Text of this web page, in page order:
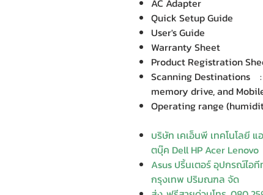
AC Adapter
Quick Setup Guide
User's Guide
Warranty Sheet
Product Registration
Scanning Destinations :
memory drive, and
Operating range
บริษัท เคเอ็นพี เทคโนโลยี
ตบุ๊ค Dell HP Acer Lenovo
Asus ปริ้นเตอร์ อุปกรณ์ไอ
กรุงเทพ ปริมณฑล จัด